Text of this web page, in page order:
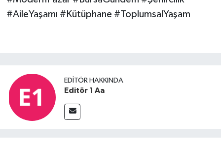
#AileYaşamı #Kütüphane #ToplumsalYaşam
EDITÖR HAKKINDA
Editör 1 Aa